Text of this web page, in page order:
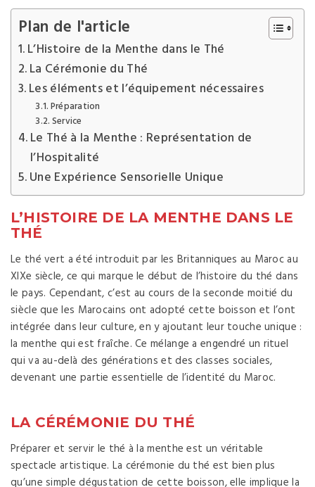
Plan de l'article
L’Histoire de la Menthe dans le Thé
La Cérémonie du Thé
Les éléments et l’équipement nécessaires
Préparation
Service
Le Thé à la Menthe : Représentation de
l’Hospitalité
Une Expérience Sensorielle Unique
L’HISTOIRE DE LA MENTHE DANS LE
THÉ
Le thé vert a été introduit par les Britanniques au Maroc au
XIXe siècle, ce qui marque le début de l’histoire du thé dans
le pays. Cependant, c’est au cours de la seconde moitié du
siècle que les Marocains ont adopté cette boisson et l’ont
intégrée dans leur culture, en y ajoutant leur touche unique :
la menthe qui est fraîche. Ce mélange a engendré un rituel
qui va au-delà des générations et des classes sociales,
devenant une partie essentielle de l’identité du Maroc.
LA CÉRÉMONIE DU THÉ
Préparer et servir le thé à la menthe est un véritable
spectacle artistique. La cérémonie du thé est bien plus
qu’une simple dégustation de cette boisson, elle implique la